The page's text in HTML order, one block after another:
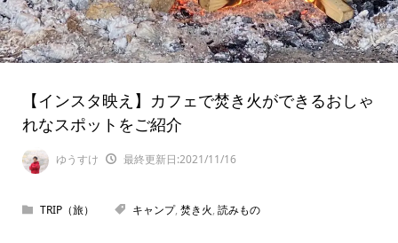
【インスタ映え】カフェで焚き火ができるおしゃ
れなスポットをご紹介
ゆうすけ 最終更新日:2021/11/16
TRIP（旅） キャンプ, 焚き火, 読みもの